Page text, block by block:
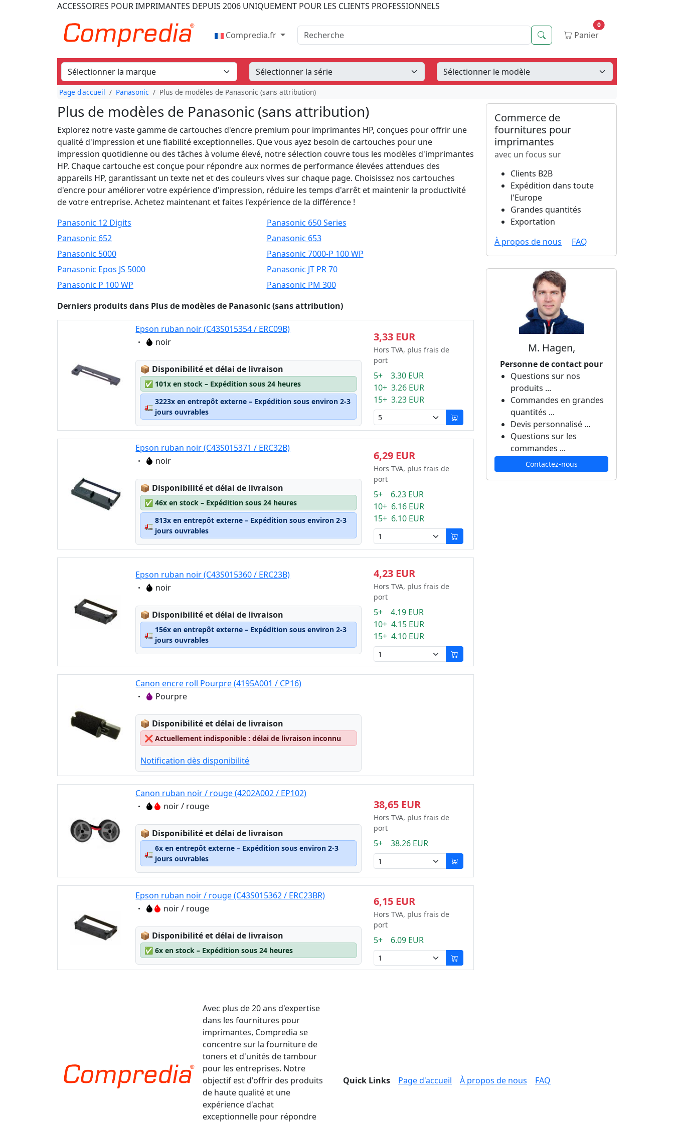
ACCESSOIRES POUR IMPRIMANTES DEPUIS 2006 UNIQUEMENT POUR LES CLIENTS PROFESSIONNELS
Compredia.fr Recherche RecherchePanier
0
Page d'accueil Panasonic Plus de modèles de Panasonic (sans attribution)
Plus de modèles de Panasonic (sans attribution)
Explorez notre vaste gamme de cartouches d'encre premium pour imprimantes HP, conçues pour offrir une
qualité d'impression et une fiabilité exceptionnelles. Que vous ayez besoin de cartouches pour une
impression quotidienne ou des tâches à volume élevé, notre sélection couvre tous les modèles d'imprimantes
HP. Chaque cartouche est conçue pour répondre aux normes de performance élevées attendues des
appareils HP, garantissant un texte net et des couleurs vives sur chaque page. Choisissez nos cartouches
d'encre pour améliorer votre expérience d'impression, réduire les temps d'arrêt et maintenir la productivité
de votre entreprise. Achetez maintenant et faites l'expérience de la différence !
Panasonic 12 Digits
Panasonic 650 Series
Panasonic 652
Panasonic 653
Panasonic 5000
Panasonic 7000-P 100 WP
Panasonic Epos JS 5000
Panasonic JT PR 70
Panasonic P 100 WP
Panasonic PM 300
Derniers produits dans Plus de modèles de Panasonic (sans attribution)
Epson ruban noir (C43S015354 / ERC09B)
Eigenschaft:
noir
📦 Lagerstatus:
Disponibilité et délai de livraison
✅ 101x en stock – Expédition sous 24 heures
🚛
3223x en entrepôt externe – Expédition sous environ 2-3
jours ouvrables
3,33 EUR
Hors TVA, plus frais de
port
5+ 3.30 EUR
10+ 3.26 EUR
15+ 3.23 EUR
Epson ruban noir (C43S015371 / ERC32B)
Eigenschaft:
noir
📦 Lagerstatus:
Disponibilité et délai de livraison
✅ 46x en stock – Expédition sous 24 heures
🚛
813x en entrepôt externe – Expédition sous environ 2-3
jours ouvrables
6,29 EUR
Hors TVA, plus frais de
port
5+ 6.23 EUR
10+ 6.16 EUR
15+ 6.10 EUR
Epson ruban noir (C43S015360 / ERC23B)
Eigenschaft:
noir
📦 Lagerstatus:
Disponibilité et délai de livraison
🚛
156x en entrepôt externe – Expédition sous environ 2-3
jours ouvrables
4,23 EUR
Hors TVA, plus frais de
port
5+ 4.19 EUR
10+ 4.15 EUR
15+ 4.10 EUR
Canon encre roll Pourpre (4195A001 / CP16)
Eigenschaft:
Pourpre
📦 Lagerstatus:
Disponibilité et délai de livraison
❌ Actuellement indisponible : délai de livraison inconnu
Notification dès disponibilité
Canon ruban noir / rouge (4202A002 / EP102)
Eigenschaft:noir / rouge
📦 Lagerstatus:
Disponibilité et délai de livraison
🚛
6x en entrepôt externe – Expédition sous environ 2-3
jours ouvrables
38,65 EUR
Hors TVA, plus frais de
port
5+ 38.26 EUR
Epson ruban noir / rouge (C43S015362 / ERC23BR)
Eigenschaft:noir / rouge
📦 Lagerstatus:
Disponibilité et délai de livraison
✅ 6x en stock – Expédition sous 24 heures
6,15 EUR
Hors TVA, plus frais de
port
5+ 6.09 EUR
Commerce de
fournitures pour
imprimantes
avec un focus sur
Clients B2B
Expédition dans toute
l'Europe
Grandes quantités
Exportation
À propos de nous
FAQ
M. Hagen,
Personne de contact pour
Questions sur nos
produits ...
Commandes en grandes
quantités ...
Devis personnalisé ...
Questions sur les
commandes ...
Contactez-nous
Avec plus de 20 ans d'expertise
dans les fournitures pour
imprimantes, Compredia se
concentre sur la fourniture de
toners et d'unités de tambour
pour les entreprises. Notre
objectif est d'offrir des produits
de haute qualité et une
expérience d'achat
exceptionnelle pour répondre
Quick Links Page d'accueil À propos de nous FAQ